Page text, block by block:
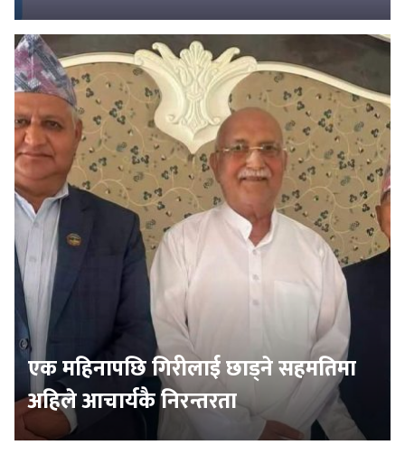
एक महिनापछि गिरीलाई छाड्ने सहमतिमा
अहिले आचार्यकै निरन्तरता